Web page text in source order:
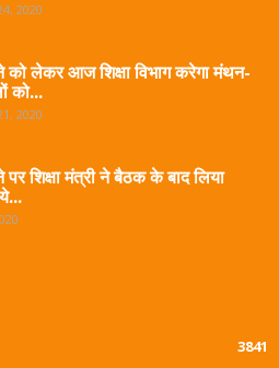
2020
लेकर आज शिक्षा विभाग करेगा मंथन-
को...
2020
शिक्षा मंत्री ने बैठक के बाद लिया
3841